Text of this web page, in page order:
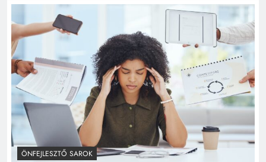
ÖNFEJLESZTŐ SAROK